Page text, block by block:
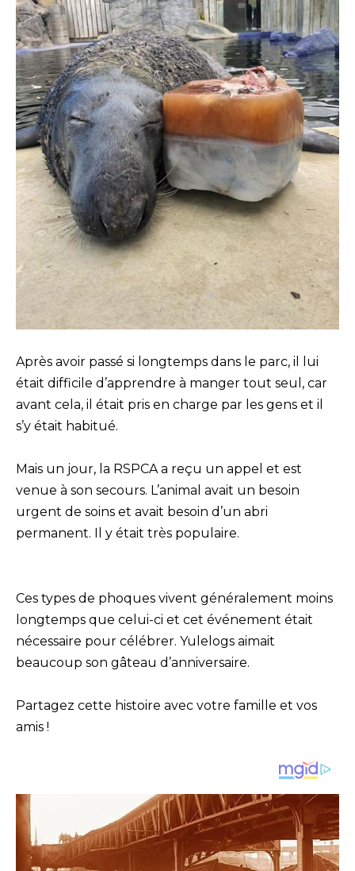
Après avoir passé si longtemps dans le parc, il lui
était difficile d’apprendre à manger tout seul, car
avant cela, il était pris en charge par les gens et il
s’y était habitué.
Mais un jour, la RSPCA a reçu un appel et est
venue à son secours. L’animal avait un besoin
urgent de soins et avait besoin d’un abri
permanent. Il y était très populaire.
Ces types de phoques vivent généralement moins
longtemps que celui-ci et cet événement était
nécessaire pour célébrer. Yulelogs aimait
beaucoup son gâteau d’anniversaire.
Partagez cette histoire avec votre famille et vos
amis !